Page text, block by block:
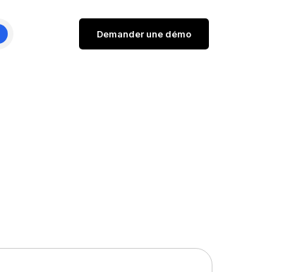
Demander une démo